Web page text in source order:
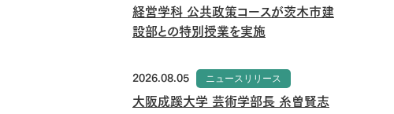
経営学科 公共政策コースが茨木市建
設部との特別授業を実施
2026.08.05 ニュースリリース
大阪成蹊大学 芸術学部長 糸曽賢志